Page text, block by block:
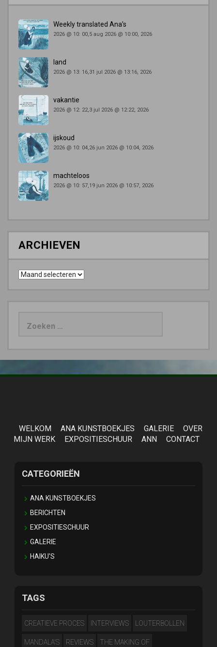
Weekly translated Ana’s
2026 @ 10: 00,5 aug 2026 @ 10:00, 2026
land
2026 @ 13: 16,31 jul 2026 @ 13:16, 2026
vakantie
2026 @ 12: 22,3 jul 2026 @ 12:22, 2026
ijskoud
2026 @ 10: 04,26 jun 2026 @ 10:04, 2026
machteloos
2026 @ 10: 57,19 jun 2026 @ 10:57, 2026
ARCHIEVEN
Archieven
WELKOM ANA KUNSTBOEKJES GALERIE
OVER
MIJN WERK
EXPOSITIESCHUUR ANN CONTACT
CATEGORIEËN
ANA KUNSTBOEKJES
BERICHTEN
EXPOSITIESCHUUR
GALERIE
HAIKU'S
TAGS
CREATIEVE PROCES INTERVIEWS LOUTERBOLLEN
MANDALA'S REVIEWS THE MAKING OF